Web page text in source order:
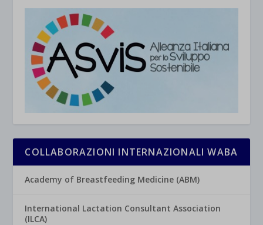
COLLABORAZIONI INTERNAZIONALI WABA
Academy of Breastfeeding Medicine (ABM)
International Lactation Consultant Association
(ILCA)